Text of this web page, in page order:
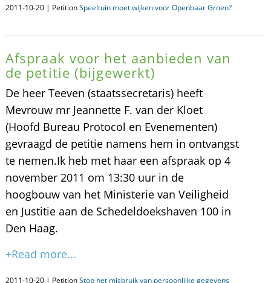
2011-10-20 | PetitionSpeeltuin moet wijken voor Openbaar Groen?
Afspraak voor het aanbieden van
de petitie (bijgewerkt)
De heer Teeven (staatssecretaris) heeft
Mevrouw mr Jeannette F. van der Kloet
(Hoofd Bureau Protocol en Evenementen)
gevraagd de petitie namens hem in ontvangst
te nemen.Ik heb met haar een afspraak op 4
november 2011 om 13:30 uur in de
hoogbouw van het Ministerie van Veiligheid
en Justitie aan de Schedeldoekshaven 100 in
Den Haag.
+Read more...
2011-10-20 | PetitionStop het misbruik van persoonlijke gegevens